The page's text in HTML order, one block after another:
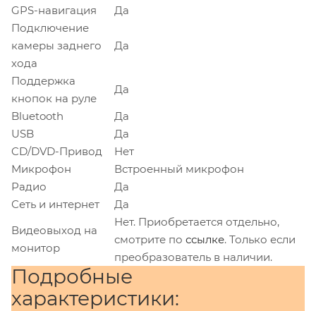
GPS-навигация
Да
Подключение
камеры заднего
хода
Да
Поддержка
кнопок на руле
Да
Bluetooth
Да
USB
Да
CD/DVD-Привод
Нет
Микрофон
Встроенный микрофон
Радио
Да
Сеть и интернет
Да
Видеовыход на
монитор
Нет. Приобретается отдельно,
смотрите по ссылке. Только если
преобразователь в наличии.
Подробные
характеристики: